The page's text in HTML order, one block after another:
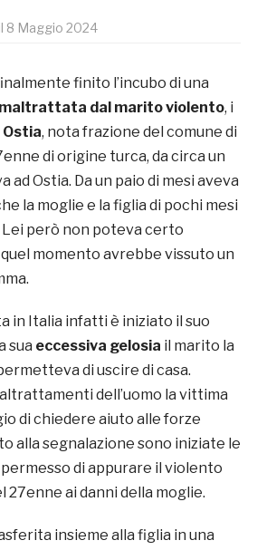
il 8 Maggio 2024
finito l’incubo di una
dal marito violento, i
Ostia, nota frazione del comune di
di origine turca, da circa un
ad Ostia. Da un paio di mesi aveva
la moglie e la figlia di pochi mesi
però non poteva certo
momento avrebbe vissuto un
in Italia infatti è iniziato il suo
sua eccessiva gelosia il marito la
di uscire di casa.
dell’uomo la vittima
di chiedere aiuto alle forze
alla segnalazione sono iniziate le
di appurare il violento
ai danni della moglie.
insieme alla figlia in una